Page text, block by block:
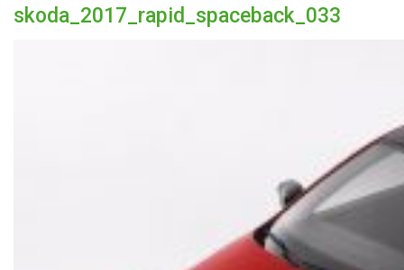
skoda_2017_rapid_spaceback_033